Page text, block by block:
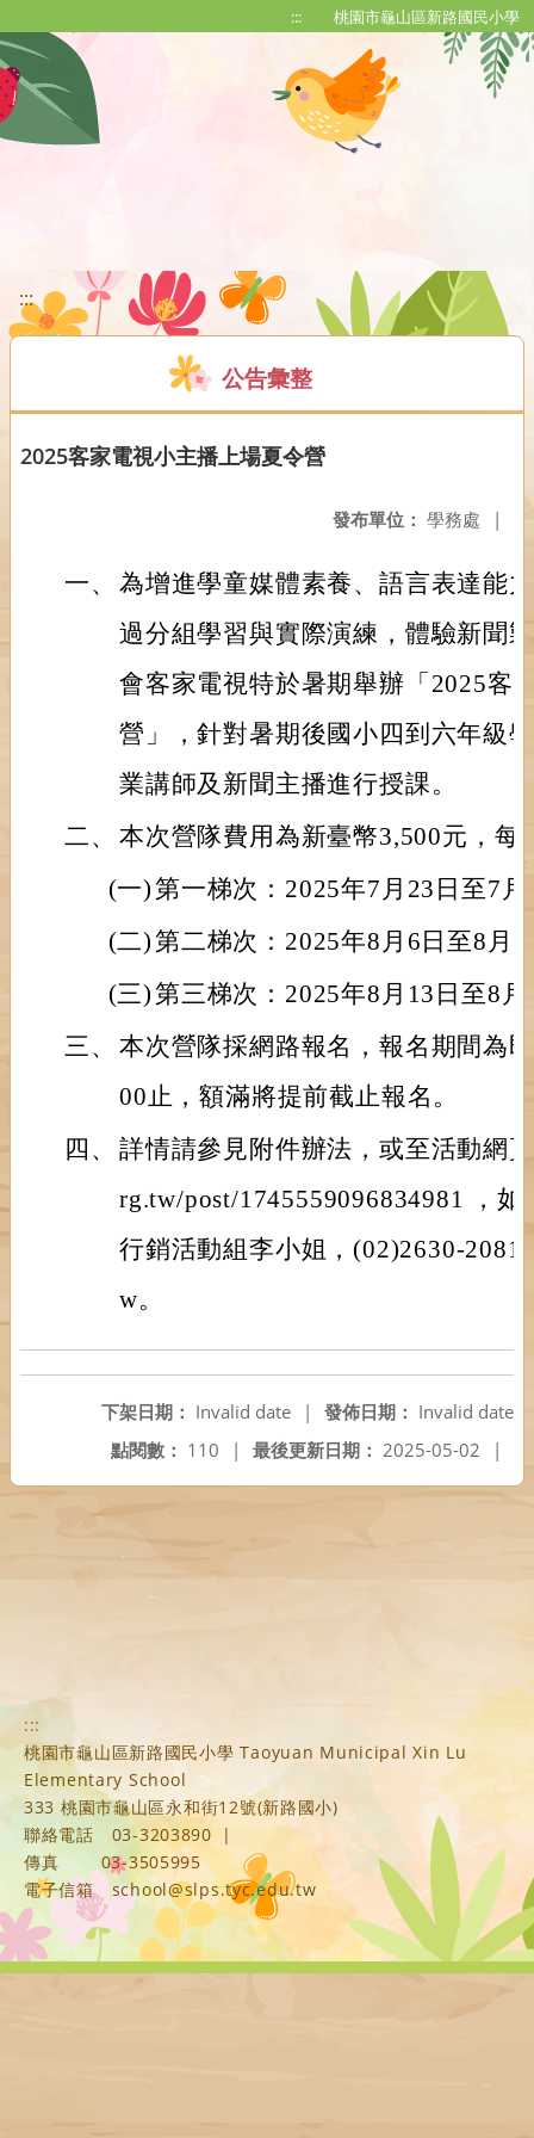
::: 桃園市龜山區新路國民小學
:::
公告彙整
2025客家電視小主播上場夏令營
發布單位： 學務處 |
一、 為增進學童媒體素養、語言表達能
過分組學習與實際演練，體驗新聞
會客家電視特於暑期舉辦「2025客
營」，針對暑期後國小四到六年級
業講師及新聞主播進行授課。
二、 本次營隊費用為新臺幣3,500元，每
(一)第一梯次：2025年7月23日至7月
(二)第二梯次：2025年8月6日至8月8
(三)第三梯次：2025年8月13日至8月
三、 本次營隊採網路報名，報名期間為
00止，額滿將提前截止報名。
四、 詳情請參見附件辦法，或至活動網
rg.tw/post/1745559096834981 ，
行銷活動組李小姐，(02)2630-2081
w。
發佈日期： Invalid date
下架日期： Invalid date
|
最後更新日期： 2025-05-02 |
點閱數： 110 |
:::
桃園市龜山區新路國民小學 Taoyuan Municipal Xin Lu
Elementary School
333 桃園市龜山區永和街12號(新路國小)
聯絡電話
03-3203890
|
傳真
03-3505995
電子信箱
school@slps.tyc.edu.tw